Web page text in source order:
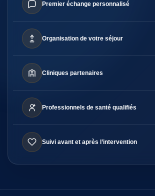
Premier échange personnalisé
Organisation de votre séjour
Cliniques partenaires
Professionnels de santé qualifiés
Suivi avant et après l’intervention